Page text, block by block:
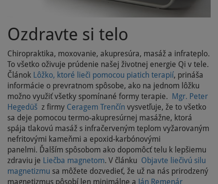
Ozdravte si telo
Chiropraktika, moxovanie, akupresúra, masáž a infrateplo.
To všetko oživuje prúdenie našej životnej energie Qi v tele.
Článok Lôžko, ktoré lieči pomocou piatich terapií, prináša
informácie o prevratnom spôsobe, ako na jednom lôžku
možno využiť všetky spomínané formy terapie. Mgr. Peter
Hegedüš z firmy Ceragem Trenčín vysvetľuje, že to všetko
sa deje pomocou termo-akupresúrnej masážne, ktorá
spája tlakovú masáž s infračerveným teplom vyžarovaným
nefritovými kameňmi a epoxid-karbónovými
panelmi. Ďalším spôsobom ako dopomôcť telu k lepšiemu
zdraviu je Liečba magnetom. V článku Objavte liečivú silu
magnetizmu sa môžete dozvedieť, že už na nás prirodzený
magnetizmus pôsobí len minimálne a Ján Remenár